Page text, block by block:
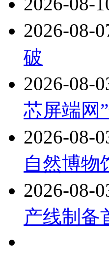
2026-08-
破
2026-08-
芯屏端网
2026-08-
自然博物
2026-08-
产线制备